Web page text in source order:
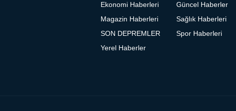
Ekonomi Haberleri
Güncel Haberler
Magazin Haberleri
Sağlık Haberleri
SON DEPREMLER
Spor Haberleri
Yerel Haberler